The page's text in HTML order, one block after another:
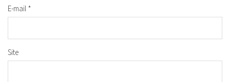
E-mail *
Site